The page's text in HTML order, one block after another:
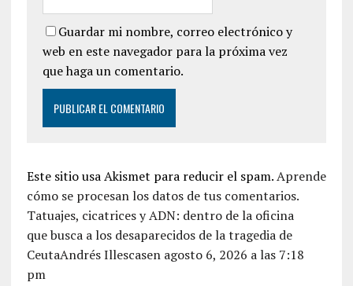
Guardar mi nombre, correo electrónico y
web en este navegador para la próxima vez
que haga un comentario.
Este sitio usa Akismet para reducir el spam.Aprende
cómo se procesan los datos de tus comentarios.
Tatuajes, cicatrices y ADN: dentro de la oficina
que busca a los desaparecidos de la tragedia de
CeutaAndrés Illescasen agosto 6, 2026 a las 7:18
pm